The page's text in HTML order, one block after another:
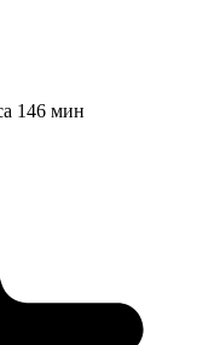
146 мин